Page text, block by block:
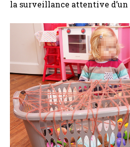
la surveillance attentive d’un